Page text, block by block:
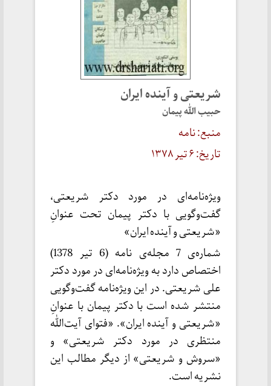
شریعتی و آینده ایران
حبیب الله پیمان
منبع: نامه
تاریخ: ۶ تیر ۱۳۷۸
ویژه‌نامه‌ای در مورد دکتر شریعتی،
گفت‌وگویی با دکتر پیمان تحت عنوانِ
«شریعتی و آینده ایران»
شماره‌ی 7 مجله‌ی نامه (6 تیر 1378)
اختصاص دارد به ویژه‌نامه‌ای در مورد دکتر
علی شریعتی. در این ویژه‌نامه گفت‌وگویی
منتشر شده است با دکتر پیمان با عنوانِ
«شریعتی و آینده ایران». «فتوای آیت‌الله
منتظری در مورد دکتر شریعتی» و
«سروش و شریعتی» از دیگر مطالب این
نشریه است.